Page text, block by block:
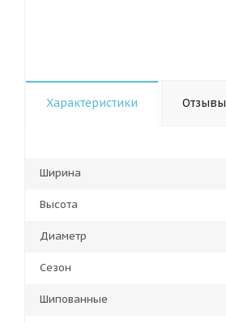
Характеристики Отзывы
Ширина
Высота
Диаметр
Сезон
Шипованные